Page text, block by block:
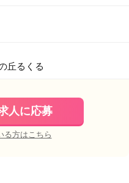
丘るくる
人に応募
る方はこちら